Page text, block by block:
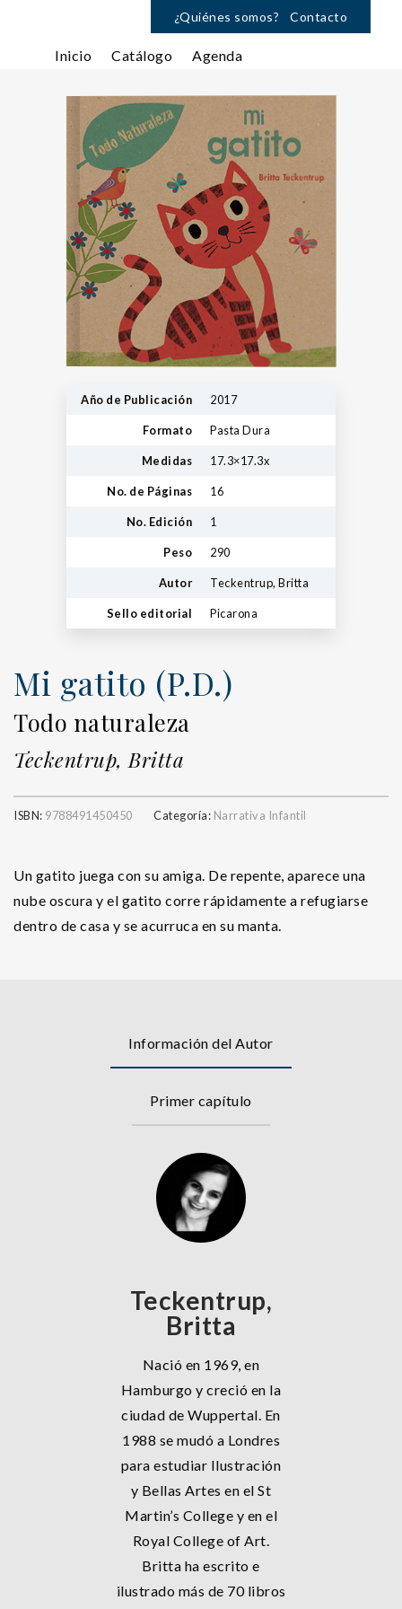
¿Quiénes somos? Contacto
Inicio Catálogo Agenda
Año de Publicación 2017
Formato Pasta Dura
Medidas 17.3×17.3x
No. de Páginas 16
No. Edición 1
Peso 290
Autor Teckentrup, Britta
Sello editorial Picarona
Mi gatito (P.D.)
Todo naturaleza
Teckentrup, Britta
ISBN: 9788491450450 Categoría: Narrativa Infantil
Un gatito juega con su amiga. De repente, aparece una
nube oscura y el gatito corre rápidamente a refugiarse
dentro de casa y se acurruca en su manta.
Información del Autor
Primer capítulo
Teckentrup,
Britta
Nació en 1969, en
Hamburgo y creció en la
ciudad de Wuppertal. En
1988 se mudó a Londres
para estudiar Ilustración
y Bellas Artes en el St
Martin’s College y en el
Royal College of Art.
Britta ha escrito e
ilustrado más de 70 libros